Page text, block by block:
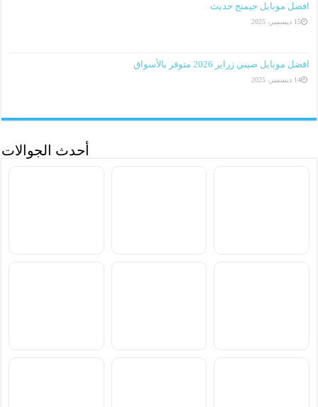
افضل موبايل جيمنج حديث
15 ديسمبر، 2025
افضل موبايل صيني زراير 2026 متوفر بالأسواق
14 ديسمبر، 2025
أحدث الجوالات